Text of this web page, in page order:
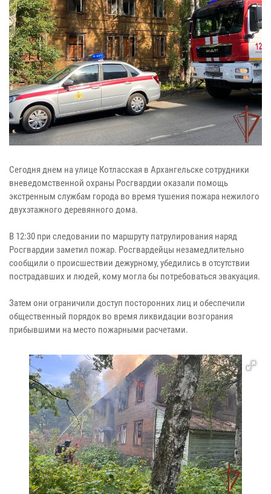
Сегодня днем на улице Котласская в Архангельске сотрудники
вневедомственной охраны Росгвардии оказали помощь
экстренным службам города во время тушения пожара нежилого
двухэтажного деревянного дома.
В 12:30 при следовании по маршруту патрулирования наряд
Росгвардии заметил пожар. Росгвардейцы незамедлительно
сообщили о происшествии дежурному, убедились в отсутствии
пострадавших и людей, кому могла бы потребоваться эвакуация.
Затем они ограничили доступ посторонних лиц и обеспечили
общественный порядок во время ликвидации возгорания
прибывшими на место пожарными расчетами.